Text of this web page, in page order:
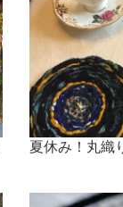
夏休み！丸織